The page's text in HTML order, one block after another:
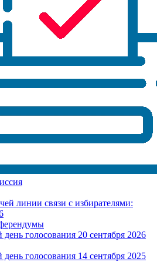
линии связи с избирателями:
голосования 20 сентября 2026
голосования 14 сентября 2025